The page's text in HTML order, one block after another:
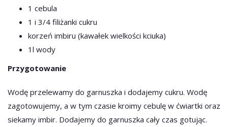
1 cebula
1 i 3/4 filiżanki cukru
korzeń imbiru (kawałek wielkości kciuka)
1l wody
Przygotowanie
Wodę przelewamy do garnuszka i dodajemy cukru. Wodę
zagotowujemy, a w tym czasie kroimy cebulę w ćwiartki oraz
siekamy imbir. Dodajemy do garnuszka cały czas gotując.